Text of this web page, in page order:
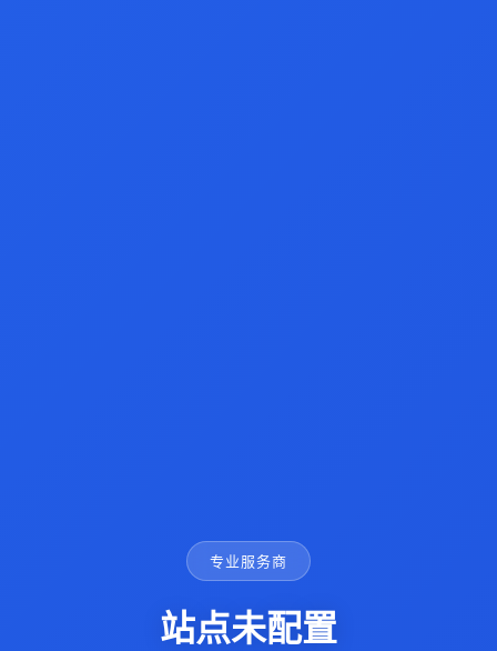
专业服务商
站点未配置